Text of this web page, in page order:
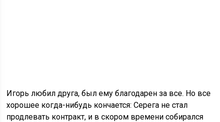
Игорь любил друга, был ему благодарен за все. Но все
хорошее когда-нибудь кончается: Серега не стал
продлевать контракт, и в скором времени собирался